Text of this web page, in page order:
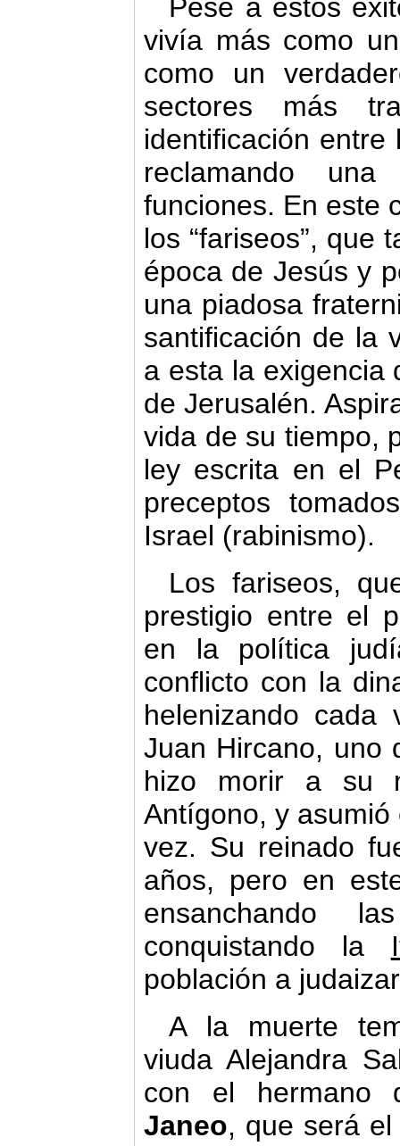
Pese a estos
vivía más como
como un
sectores más
identificación
reclamando
funciones. En este
los “fariseos”, que
época de Jesús y
una piadosa
santificación de la
a esta la exigencia
de Jerusalén.
vida de su tiempo,
ley escrita en el
preceptos
Israel (rabinismo).
Los fariseos,
prestigio entre el
en la política
conflicto con la
helenizando
Juan Hircano, uno
hizo morir a su
Antígono, y
vez. Su reinado
años, pero en
ensanchando
conquistando la
población a
A la muerte
viuda Alejandra
con el hermano
Janeo, que será